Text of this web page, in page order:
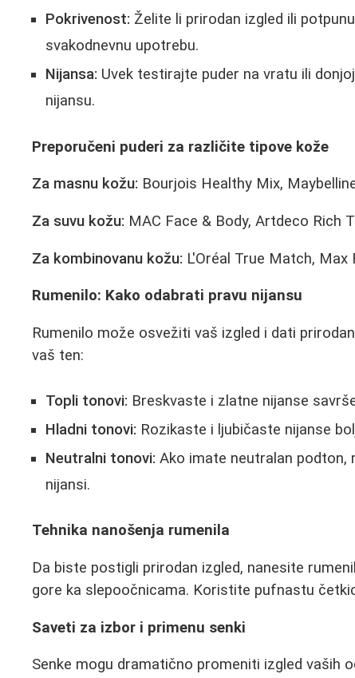
Pokrivenost: Želite li prirodan izgled ili
svakodnevnu upotrebu.
Nijansa: Uvek testirajte puder na vratu ili
nijansu.
Preporučeni puderi za različite tipove kože
Za masnu kožu: Bourjois Healthy Mix,
Za suvu kožu: MAC Face & Body, Artdeco Rich
Za kombinovanu kožu: L'Oréal True Match, Max
Rumenilo: Kako odabrati pravu nijansu
Rumenilo može osvežiti vaš izgled i dati
vaš ten:
Topli tonovi: Breskvaste i zlatne nijanse
Hladni tonovi: Rozikaste i ljubičaste nijanse
Neutralni tonovi: Ako imate neutralan
nijansi.
Tehnika nanošenja rumenila
Da biste postigli prirodan izgled, nanesite
gore ka slepoočnicama. Koristite pufnastu
Saveti za izbor i primenu senki
Senke mogu dramatično promeniti izgled vaših